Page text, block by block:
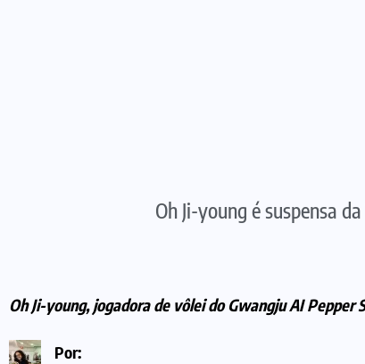
Oh Ji-young é suspensa
Oh Ji-young, jogadora de vôlei do Gwangju AI Pepper
Por: